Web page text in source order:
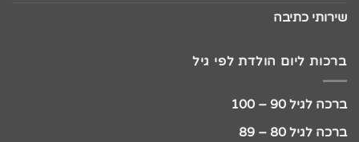
שירותי כתיבה
ברכות ליום הולדת לפי גיל
ברכה לגיל 90 – 100
ברכה לגיל 80 – 89